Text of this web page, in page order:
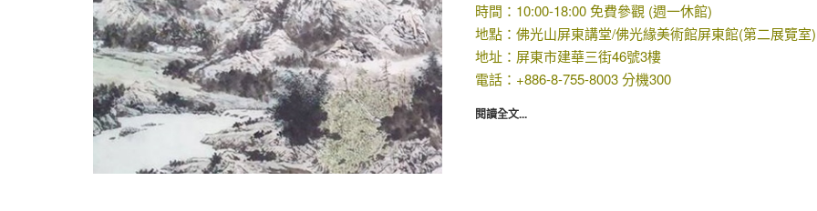
時間：10:00-18:00 免費參觀 (週一休館)
地點：佛光山屏東講堂/佛光緣美術館屏東館(第二展覽室)
地址：屏東市建華三街46號3樓
電話：+886-8-755-8003 分機300
閱讀全文...